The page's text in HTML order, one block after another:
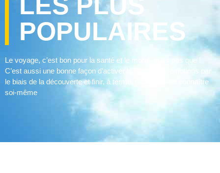
POPULAIRES
tooth
write
plus
carving
Le voyage, c’est bon pour la santé et le moral, mais pas que !
C’est aussi une bonne façon d’activer la machine à émotions par
le biais de la découverte et finir, à terme, par mieux se connaître
soi-même